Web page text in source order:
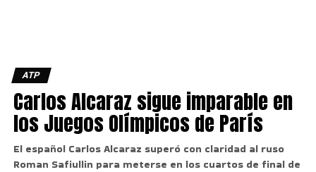
ATP
Carlos Alcaraz sigue imparable en
los Juegos Olímpicos de París
El español Carlos Alcaraz superó con claridad al ruso
Roman Safiullin para meterse en los cuartos de final de